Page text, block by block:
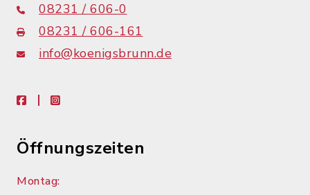
08231 / 606-0
08231 / 606-161
info@koenigsbrunn.de
facebookinstagram
Öffnungszeiten
Montag: